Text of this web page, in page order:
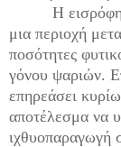
Η
μια περιοχή
ποσότητες
γόνου ψαριών.
επηρεάσει
αποτέλεσμα να
ιχθυοπαραγωγή